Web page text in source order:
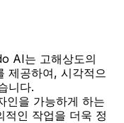
AI는 고해상도의
제공하여, 시각적으
니다.
인을 가능하게 하는
적인 작업을 더욱 정